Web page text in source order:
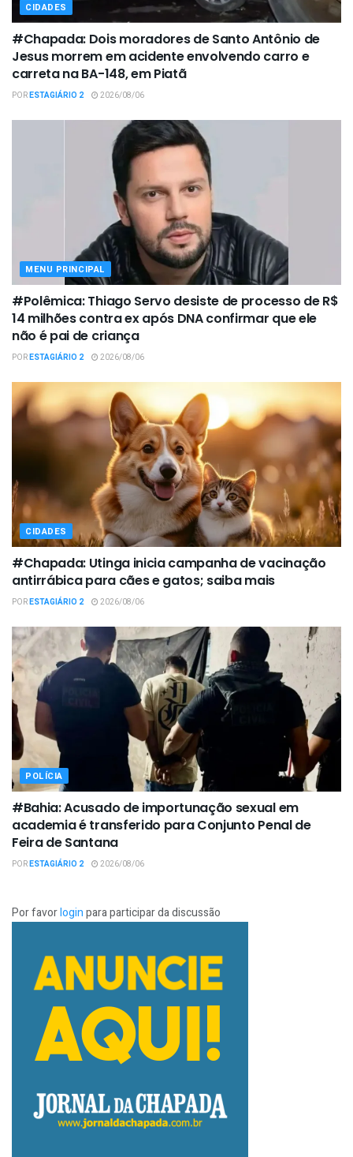
CIDADES
#Chapada: Dois moradores de Santo Antônio de
Jesus morrem em acidente envolvendo carro e
carreta na BA-148, em Piatã
PORESTAGIÁRIO 2 2026/08/06
MENU PRINCIPAL
#Polêmica: Thiago Servo desiste de processo de R$
14 milhões contra ex após DNA confirmar que ele
não é pai de criança
PORESTAGIÁRIO 2 2026/08/06
CIDADES
#Chapada: Utinga inicia campanha de vacinação
antirrábica para cães e gatos; saiba mais
PORESTAGIÁRIO 2 2026/08/06
POLÍCIA
#Bahia: Acusado de importunação sexual em
academia é transferido para Conjunto Penal de
Feira de Santana
PORESTAGIÁRIO 2 2026/08/06
Por favorloginpara participar da discussão